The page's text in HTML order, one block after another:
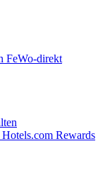
FeWo-direkt
Rewards